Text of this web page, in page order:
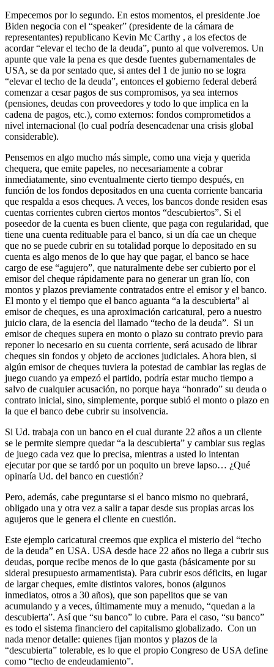
Empecemos por lo segundo. En estos momentos, el presidente Joe
Biden negocia con el “speaker” (presidente de la cámara de
representantes) republicano Kevin Mc Carthy , a los efectos de
acordar “elevar el techo de la deuda”, punto al que volveremos. Un
apunte que vale la pena es que desde fuentes gubernamentales de
USA, se da por sentado que, si antes del 1 de junio no se logra
“elevar el techo de la deuda”, entonces el gobierno federal deberá
comenzar a cesar pagos de sus compromisos, ya sea internos
(pensiones, deudas con proveedores y todo lo que implica en la
cadena de pagos, etc.), como externos: fondos comprometidos a
nivel internacional (lo cual podría desencadenar una crisis global
considerable).
Pensemos en algo mucho más simple, como una vieja y querida
chequera, que emite papeles, no necesariamente a cobrar
inmediatamente, sino eventualmente cierto tiempo después, en
función de los fondos depositados en una cuenta corriente bancaria
que respalda a esos cheques. A veces, los bancos donde residen esas
cuentas corrientes cubren ciertos montos “descubiertos”. Si el
poseedor de la cuenta es buen cliente, que paga con regularidad, que
tiene una cuenta redituable para el banco, si un día cae un cheque
que no se puede cubrir en su totalidad porque lo depositado en su
cuenta es algo menos de lo que hay que pagar, el banco se hace
cargo de ese “agujero”, que naturalmente debe ser cubierto por el
emisor del cheque rápidamente para no generar un gran lío, con
montos y plazos previamente contratados entre el emisor y el banco.
El monto y el tiempo que el banco aguanta “a la descubierta” al
emisor de cheques, es una aproximación caricatural, pero a nuestro
juicio clara, de la esencia del llamado “techo de la deuda”. Si un
emisor de cheques supera en monto o plazo su contrato previo para
reponer lo necesario en su cuenta corriente, será acusado de librar
cheques sin fondos y objeto de acciones judiciales. Ahora bien, si
algún emisor de cheques tuviera la potestad de cambiar las reglas de
juego cuando ya empezó el partido, podría estar mucho tiempo a
salvo de cualquier acusación, no porque haya “honrado” su deuda o
contrato inicial, sino, simplemente, porque subió el monto o plazo en
la que el banco debe cubrir su insolvencia.
Si Ud. trabaja con un banco en el cual durante 22 años a un cliente
se le permite siempre quedar “a la descubierta” y cambiar sus reglas
de juego cada vez que lo precisa, mientras a usted lo intentan
ejecutar por que se tardó por un poquito un breve lapso… ¿Qué
opinaría Ud. del banco en cuestión?
Pero, además, cabe preguntarse si el banco mismo no quebrará,
obligado una y otra vez a salir a tapar desde sus propias arcas los
agujeros que le genera el cliente en cuestión.
Este ejemplo caricatural creemos que explica el misterio del “techo
de la deuda” en USA. USA desde hace 22 años no llega a cubrir sus
deudas, porque recibe menos de lo que gasta (básicamente por su
sideral presupuesto armamentista). Para cubrir esos déficits, en lugar
de largar cheques, emite distintos valores, bonos (algunos
inmediatos, otros a 30 años), que son papelitos que se van
acumulando y a veces, últimamente muy a menudo, “quedan a la
descubierta”. Así que “su banco” lo cubre. Para el caso, “su banco”
es todo el sistema financiero del capitalismo globalizado. Con un
nada menor detalle: quienes fijan montos y plazos de la
“descubierta” tolerable, es lo que el propio Congreso de USA define
como “techo de endeudamiento”.